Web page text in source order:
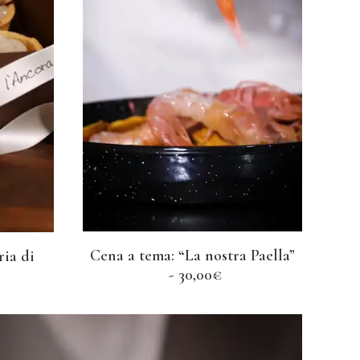
di
AGGIUNGI AL CARRELLO
Cena a tema: “La nostra Paella”
30,00€